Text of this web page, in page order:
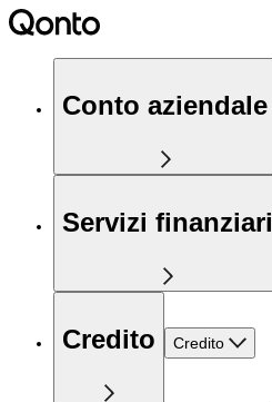
Conto aziendale
Servizi finanziari
Credito Credito